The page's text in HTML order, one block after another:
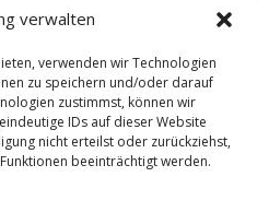
verwalten
verwenden wir Technologien
zu speichern und/oder darauf
zustimmst, können wir
IDs auf dieser Website
nicht erteilst oder zurückziehst,
beeinträchtigt werden.
A. (1), Hochstatter C.
4), Echter R., Echter A.